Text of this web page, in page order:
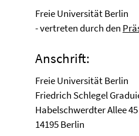
Freie Universität Berlin
- vertreten durch den
Anschrift:
Freie Universität Berlin
Friedrich Schlegel
Habelschwerdter Allee 45
14195 Berlin